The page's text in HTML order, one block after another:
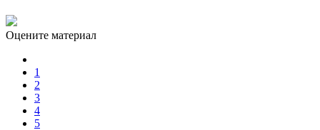
Оцените материал
1
2
3
4
5